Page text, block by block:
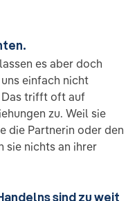
es aber doch
einfach nicht
Das trifft oft auf
zu. Weil sie
die Partnerin oder den
sie nichts an ihrer
sind zu weit